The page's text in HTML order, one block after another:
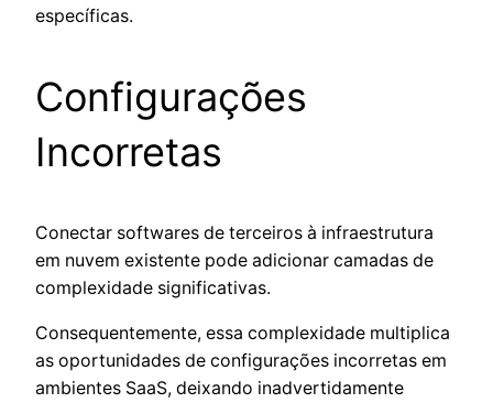
específicas.
Configurações
Incorretas
Conectar softwares de terceiros à infraestrutura
em nuvem existente pode adicionar camadas de
complexidade significativas.
Consequentemente, essa complexidade multiplica
as oportunidades de configurações incorretas em
ambientes SaaS, deixando inadvertidamente